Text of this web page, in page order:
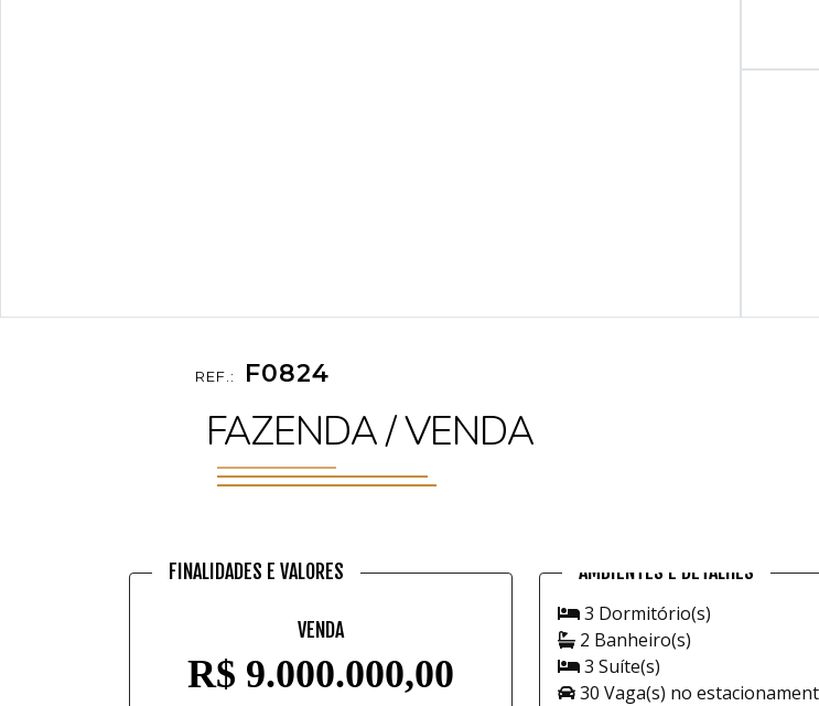
REF.: F0824
FAZENDA / VENDA
FINALIDADES E VALORES
VENDA
R$ 9.000.000,00
3 Dormitório(s)
2 Banheiro(s)
3 Suíte(s)
30 Vaga(s) no